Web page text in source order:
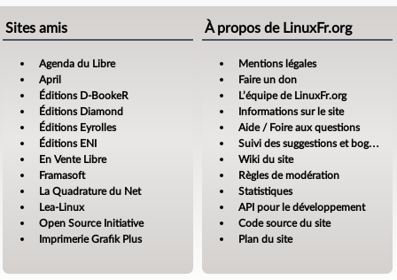
Sites amis
Agenda du Libre
April
Éditions D-BookeR
Éditions Diamond
Éditions Eyrolles
Éditions ENI
En Vente Libre
Framasoft
La Quadrature du Net
Lea-Linux
Open Source Initiative
Imprimerie Grafik Plus
À propos de LinuxFr.org
Mentions légales
Faire un don
L’équipe de LinuxFr.org
Informations sur le site
Aide / Foire aux questions
Suivi des suggestions et bogues
Wiki du site
Règles de modération
Statistiques
API pour le développement
Code source du site
Plan du site